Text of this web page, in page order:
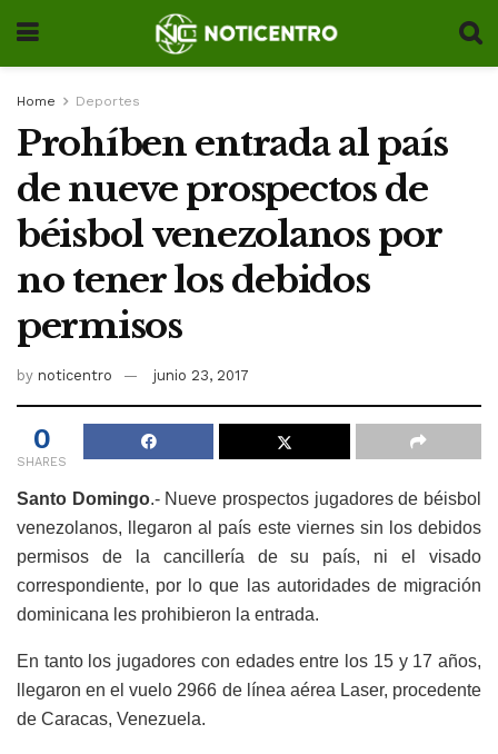
Home Deportes
Prohíben entrada al país
de nueve prospectos de
béisbol venezolanos por
no tener los debidos
permisos
by noticentro junio 23, 2017
0
SHARES
Santo Domingo.- Nueve prospectos jugadores de béisbol
venezolanos, llegaron al país este viernes sin los debidos
permisos de la cancillería de su país, ni el visado
correspondiente, por lo que las autoridades de migración
dominicana les prohibieron la entrada.
En tanto los jugadores con edades entre los 15 y 17 años,
llegaron en el vuelo 2966 de línea aérea Laser, procedente
de Caracas, Venezuela.